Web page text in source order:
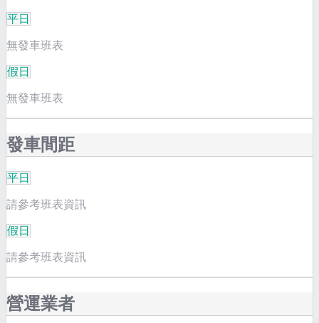
平日
無發車班表
假日
無發車班表
發車間距
平日
請參考班表資訊
假日
請參考班表資訊
營運業者